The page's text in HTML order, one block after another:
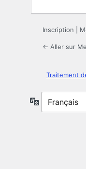
Inscription
← Aller sur
Traitement
Langue